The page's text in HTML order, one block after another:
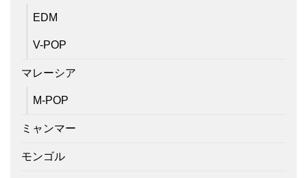
EDM
V-POP
マレーシア
M-POP
ミャンマー
モンゴル